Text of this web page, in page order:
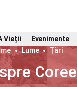
Vieții Evenimente
Lume Țări